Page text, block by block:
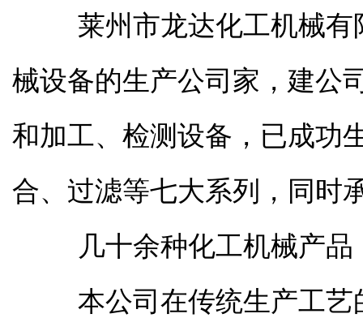
莱州市龙达化工机械有
械设备的生产公司家，建公
和加工、检测设备，已成功
合、过滤等七大系列，同时
几十余种化工机械产品
本公司在传统生产工艺的